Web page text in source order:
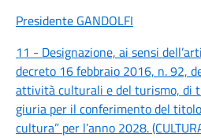
Presidente GANDOLFI
11 - Designazione, ai sensi
decreto 16 febbraio 2016, n. 92,
attività culturali e del turismo, di
giuria per il conferimento del
cultura” per l’anno 2028.